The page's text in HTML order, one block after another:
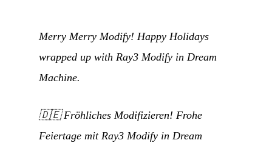
Merry Merry Modify! Happy Holidays
wrapped up with Ray3 Modify in Dream
Machine.
🇩🇪Fröhliches Modifizieren! Frohe
Feiertage mit Ray3 Modify in Dream